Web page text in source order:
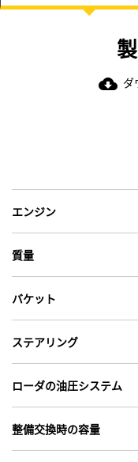
cloud_download ダ
エンジン
質量
バケット
ステアリング
ローダの油圧システム
整備交換時の容量